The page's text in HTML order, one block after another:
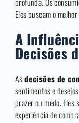
Eles buscam o
A
Decisões
Asdecisões de
sentimentos e
prazer ou medo. Eles
experiência de